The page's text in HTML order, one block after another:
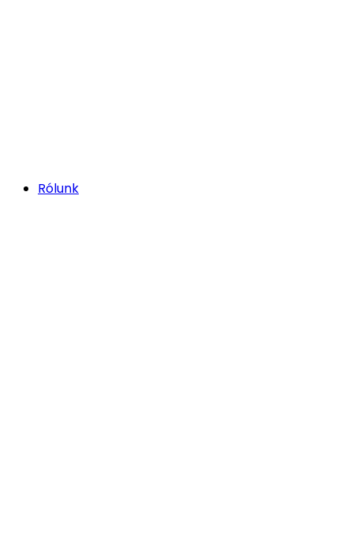
Rólunk